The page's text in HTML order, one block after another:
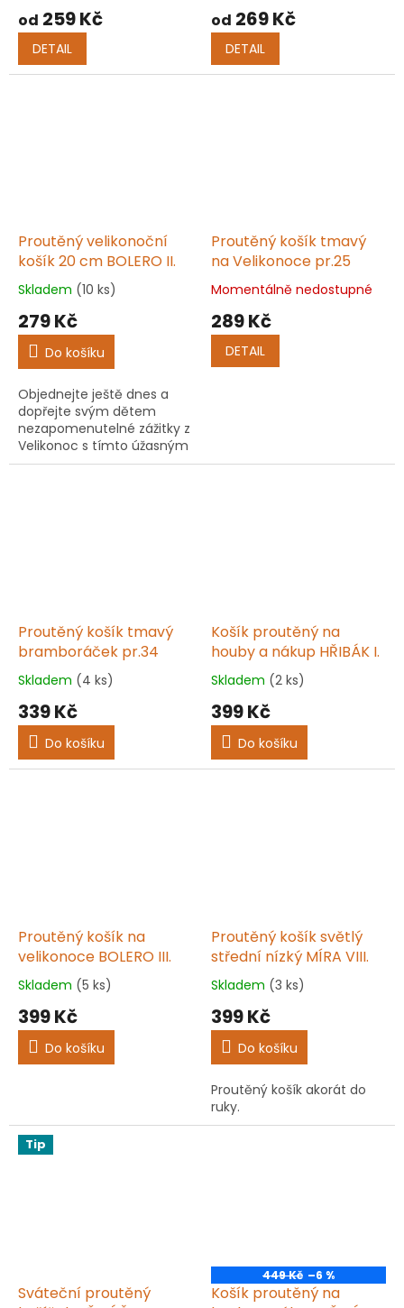
produktu
5,0
z
od 259 Kč
DETAIL
produktu
5,0
z
od 269 Kč
DETAIL
Proutěný velikonoční
košík 20 cm BOLERO II.
Průměrné
hodnocení
produktu
5,0
5
hvězdiček.
Skladem (10 ks)
279 Kč
Do košíku
Objednejte ještě dnes a
dopřejte svým dětem
nezapomenutelné zážitky z
Velikonoc s tímto úžasným
proutěným košíkem!
Proutěný košík tmavý
na Velikonoce pr.25
Průměrné
hodnocení
produktu
5,0
Momentálně nedostupné
289 Kč
DETAIL
Proutěný košík tmavý
bramboráček pr.34
Průměrné
hodnocení
produktu
5,0
z
Skladem (4 ks)
339 Kč
Do košíku
Košík proutěný na
houby a nákup HŘIBÁK I.
Průměrné
hodnocení
produktu
5,0
z
Skladem (2 ks)
399 Kč
Do košíku
Proutěný košík na
velikonoce BOLERO III.
Průměrné
hodnocení
produktu
5,0
Skladem (5 ks)
399 Kč
Do košíku
Proutěný košík světlý
střední nízký MÍRA VIII.
Průměrné
hodnocení
produktu
5,0
5
hvězdiček.
Skladem (3 ks)
399 Kč
Do košíku
Proutěný košík akorát do
ruky.
Tip
Sváteční proutěný
449 Kč –6 %
Košík proutěný na